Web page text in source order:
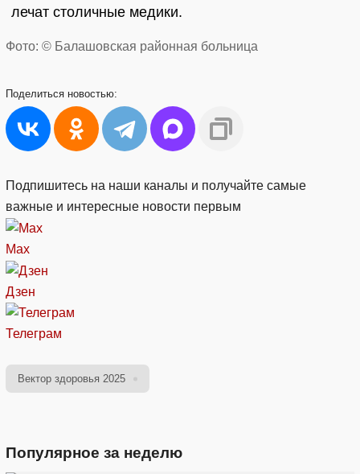
лечат столичные медики.
Фото: © Балашовская районная больница
Поделиться новостью:
Подпишитесь на наши каналы и получайте самые
важные и интересные новости первым
Max
Дзен
Телеграм
Вектор здоровья 2025
Популярное за неделю